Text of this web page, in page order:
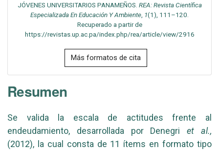
JÓVENES UNIVERSITARIOS PANAMEÑOS. REA: Revista Científica
Especializada En Educación Y Ambiente 1(1), 111–120.
Recuperado a partir de
https://revistas.up.ac.pa/index.php/rea/article/view/2916
Más formatos de cita
Resumen
Se valida la escala de actitudes frente al
endeudamiento, desarrollada por Denegriet al.,
(2012), la cual consta de 11 ítems en formato tipo